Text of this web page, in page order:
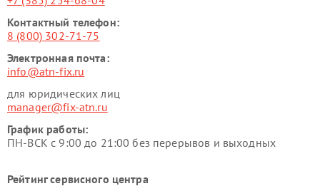
Контактный телефон:
8 (800) 302-71-75
Электронная почта:
info@atn-fix.ru
для юридических лиц
manager@fix-atn.ru
График работы:
ПН-ВСК с 9:00 до 21:00 без перерывов и выходных
Рейтинг сервисного центра